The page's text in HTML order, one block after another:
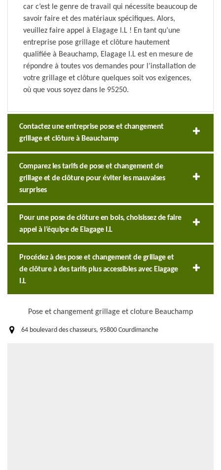
car c’est le genre de travail qui nécessite beaucoup de
savoir faire et des matériaux spécifiques. Alors,
veuillez faire appel à Elagage I.L ! En tant qu’une
entreprise pose grillage et clôture hautement
qualifiée à Beauchamp, Elagage I.L est en mesure de
répondre à toutes vos demandes pour l’installation de
votre grillage et clôture quelques soit vos exigences,
où que vous soyez dans le 95250.
Contactez une entreprise pose et changement
grillage et clôture à Beauchamp
Comparez les tarifs de pose et changement de
grillage et de clôture pour éviter les mauvaises
surprises
Pour une pose de clôture en bois, choisissez de faire
appel à l’équipe de Elagage I.L
Procédez à des pose et changement de grillage et
de clôture à des tarifs plus accessibles avec Elagage
I.L
Pose et changement grillage et cloture Beauchamp
64 boulevard des chasseurs, 95800 Courdimanche